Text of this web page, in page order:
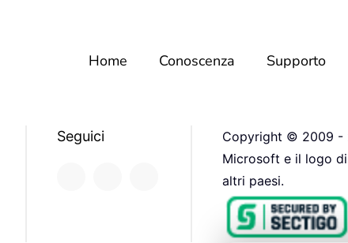
Home Conoscenza Supporto
Seguici
Copyright © 2009 -
Microsoft e il logo
altri paesi.